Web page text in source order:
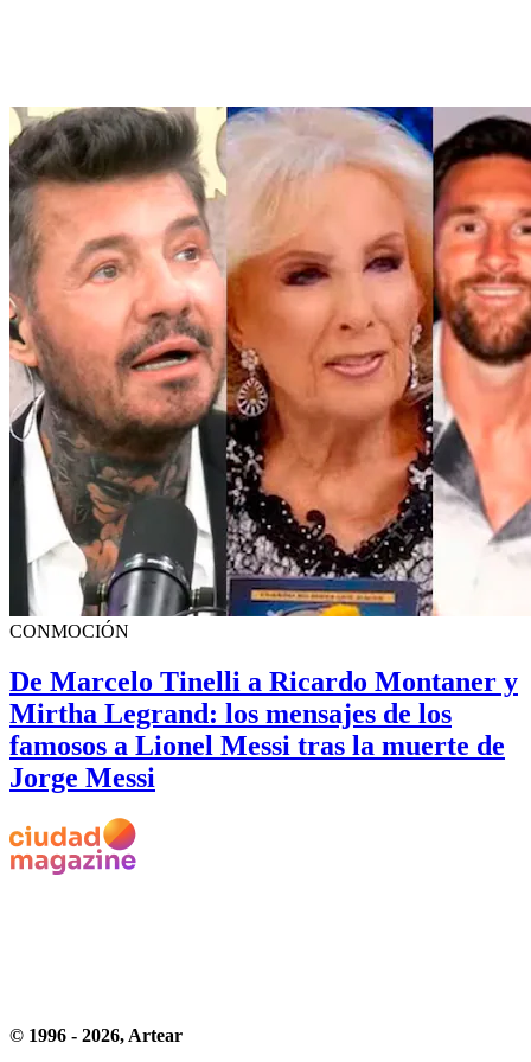
CONMOCIÓN
De Marcelo Tinelli a Ricardo Montaner y
Mirtha Legrand: los mensajes de los
famosos a Lionel Messi tras la muerte de
Jorge Messi
© 1996 - 2026, Artear